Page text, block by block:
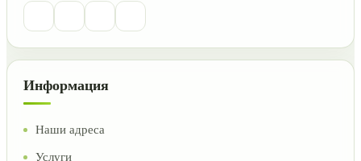
Информация
Наши адреса
Услуги